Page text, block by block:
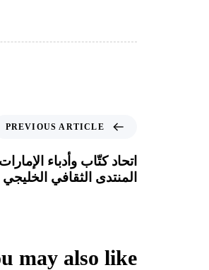
PREVIOUS ARTICLE
اتحاد كتّاب وأدباء
المنتدى الثقافي الخليجي
may also like